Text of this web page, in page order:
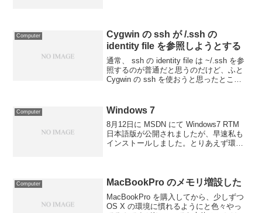
Computer
Cygwin の ssh が /.ssh の
identity file を参照しようとする
通常、 ssh の identity file は ~/.ssh を参
照するのが普通だと思うのだけど、ふと
Cygwin の ssh を使おうと思ったとこ
ので、...
Computer Windows 7
8月12日に MSDN にて Windows7 RTM
日本語版が公開されましたが、早速私も
インストールしました。とりあえず環境
Computer MacBookPro のメモリ増設した
MacBookPro を購入してから、少しずつ
OS X の環境に慣れるようにと色々やっ